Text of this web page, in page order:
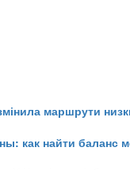
маршрути
как найти баланс